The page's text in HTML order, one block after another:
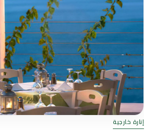
إنارة خارجية